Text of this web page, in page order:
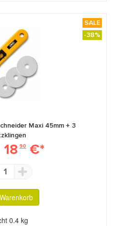
SALE
-38%
Maxi 45mm + 3
18 90 €*
1
0.4 kg